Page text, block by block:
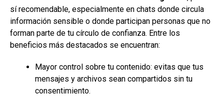
sí recomendable, especialmente en chats donde circula
información sensible o donde participan personas que no
forman parte de tu círculo de confianza. Entre los
beneficios más destacados se encuentran:
Mayor control sobre tu contenido: evitas que tus
mensajes y archivos sean compartidos sin tu
consentimiento.